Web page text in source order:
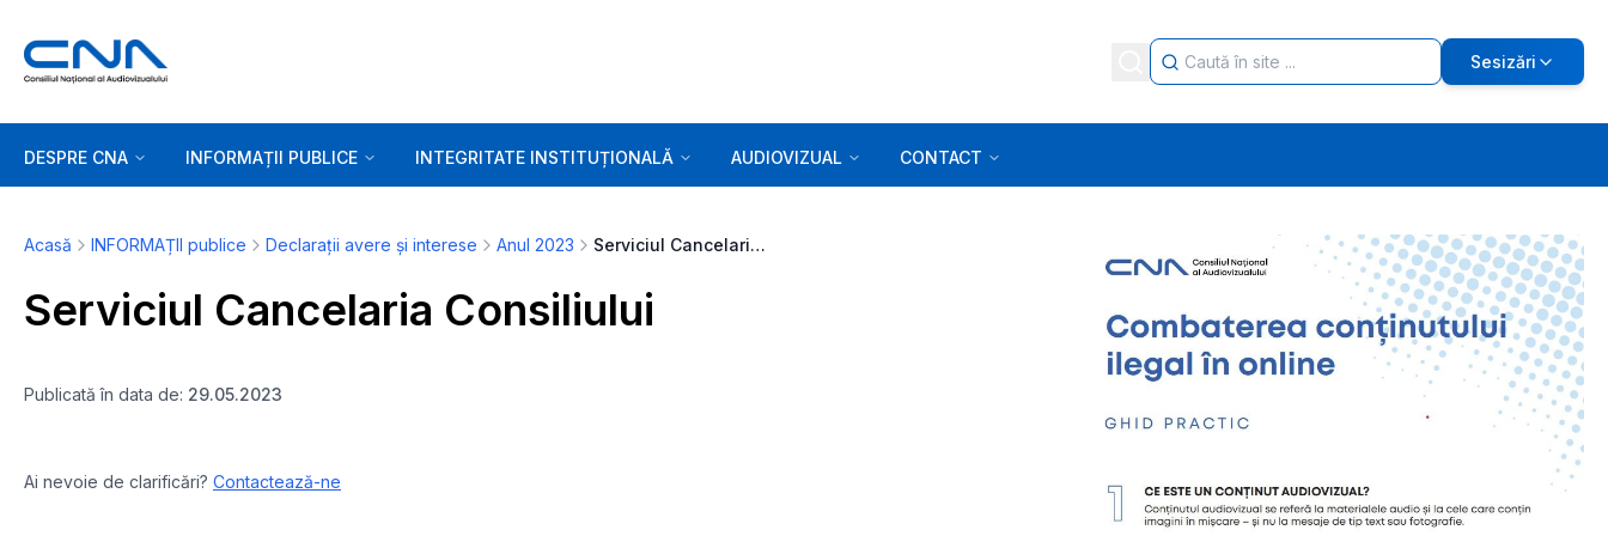
Sesizări
DESPRE CNA INFORMAȚII PUBLICE INTEGRITATE INSTITUȚIONALĂ AUDIOVIZUAL CONTACT
Acasă INFORMAȚII publice Declarații avere și interese Anul 2023 Serviciul Cancelaria Consiliului
Serviciul Cancelaria Consiliului
Publicată în data de: 29.05.2023
Ai nevoie de clarificări? Contactează-ne